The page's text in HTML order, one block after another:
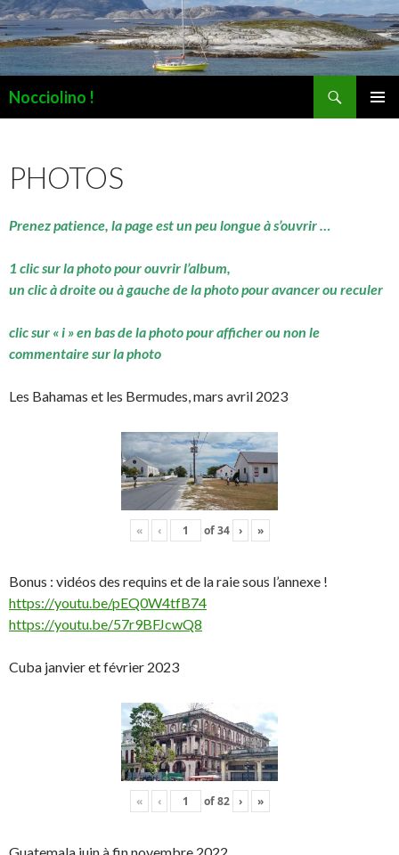
Nocciolino !
PHOTOS
Prenez patience, la page est un peu longue à s’ouvrir …
1 clic sur la photo pour ouvrir l’album,
un clic à droite ou à gauche de la photo pour avancer ou reculer
clic sur « i » en bas de la photo pour afficher ou non le
commentaire sur la photo
Les Bahamas et les Bermudes, mars avril 2023
« ‹ of34 › »
Bonus : vidéos des requins et de la raie sous l’annexe !
https://youtu.be/pEQ0W4tfB74
https://youtu.be/57r9BFJcwQ8
Cuba janvier et février 2023
« ‹ of82 › »